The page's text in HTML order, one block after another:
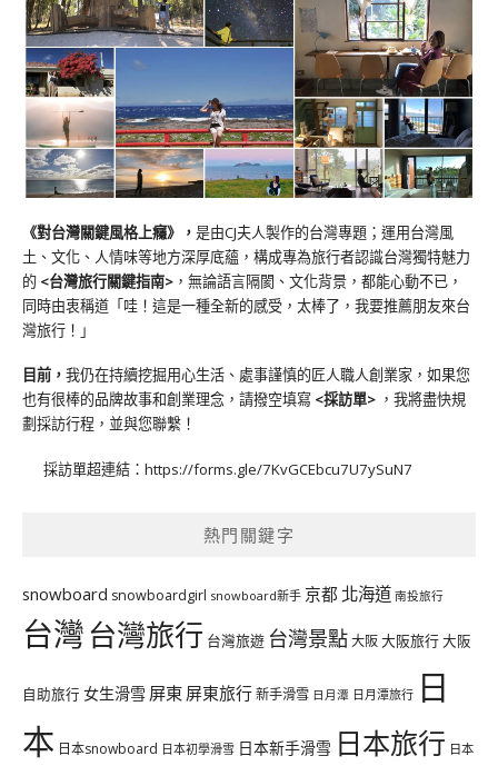
《對台灣關鍵風格上癮》 ， 是由CJ夫人製作的台灣專題；運用台灣風
土、文化、人情味等地方深厚底蘊，構成專為旅行者認識台灣獨特魅力
的 <台灣旅行關鍵指南> ，無論語言隔閡、文化背景，都能心動不已，
同時由衷稱道「哇！這是一種全新的感受，太棒了，我要推薦朋友來台
灣旅行！」
目前， 我仍在持續挖掘用心生活、處事謹慎的匠人職人創業家，如果您
也有很棒的品牌故事和創業理念，請撥空填寫 <採訪單> ，我將盡快規
劃採訪行程，並與您聯繫！
採訪單超連結： https://forms.gle/7KvGCEbcu7U7ySuN7
熱門關鍵字
snowboard snowboardgirl snowboard新手 京都 北海道 南投旅行
台灣台灣旅行 台灣旅遊 台灣景點大阪大阪旅行大阪
自助旅行 女生滑雪 屏東 屏東旅行新手滑雪 日月潭 日月潭旅行 日
本 日本snowboard 日本初學滑雪 日本新手滑雪 日本旅行 日本